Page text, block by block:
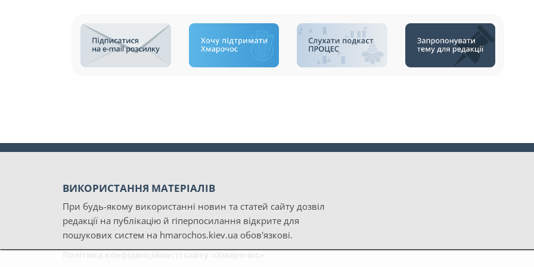
ВИКОРИСТАННЯ МАТЕРІАЛІВ
При будь-якому використанні новин та статей сайту дозвіл
редакції на публікацію й гіперпосилання відкрите для
пошукових систем на hmarochos.kiev.ua обов'язкові.